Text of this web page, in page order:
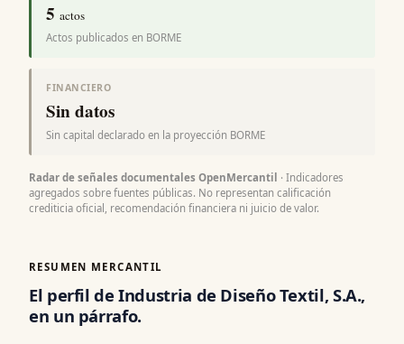
5 actos
Actos publicados en BORME
FINANCIERO
Sin datos
Sin capital declarado en la proyección BORME
Radar de señales documentales OpenMercantil · Indicadores
agregados sobre fuentes públicas. No representan calificación
crediticia oficial, recomendación financiera ni juicio de valor.
RESUMEN MERCANTIL
El perfil de Industria de Diseño Textil, S.A.,
en un párrafo.